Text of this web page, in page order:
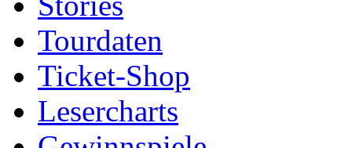
Tourdaten
Ticket-Shop
Lesercharts